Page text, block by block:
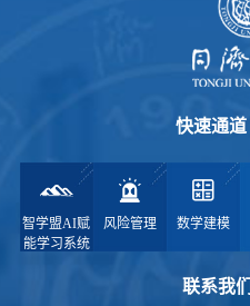
开班仪式。江西瑞金干部
快速通道
智学盟AI赋
能学习系统
风险管理 数学建模
联系我们